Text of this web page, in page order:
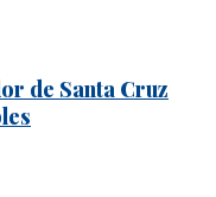
de Santa Cruz